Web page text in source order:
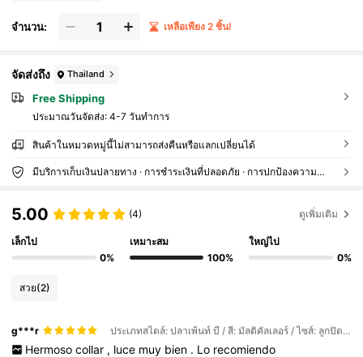
จำนวน: เหลือเพียง 2 ชิ้น!
จัดส่งถึง Thailand
Free Shipping
ประมาณวันจัดส่ง: 4-7 วันทำการ
สินค้าในหมวดหมู่นี้ไม่สามารถส่งคืนหรือแลกเปลี่ยนได้
มีบริการเก็บเงินปลายทาง · การชำระเงินที่ปลอดภัย · การปกป้องความเป็นส่วนตัว
5.00 (4) ดูเพิ่มเติม
เล็กไป
0%
เหมาะสม
100%
ใหญ่ไป
0%
สวย(2)
g***r ประเภทสไตล์: ปลาเพ้นท์ บี / สี: มัลติคัลเลอร์ / ไซส์: ลูกปัดสีส้ม
Hermoso collar , luce muy bien . Lo recomiendo